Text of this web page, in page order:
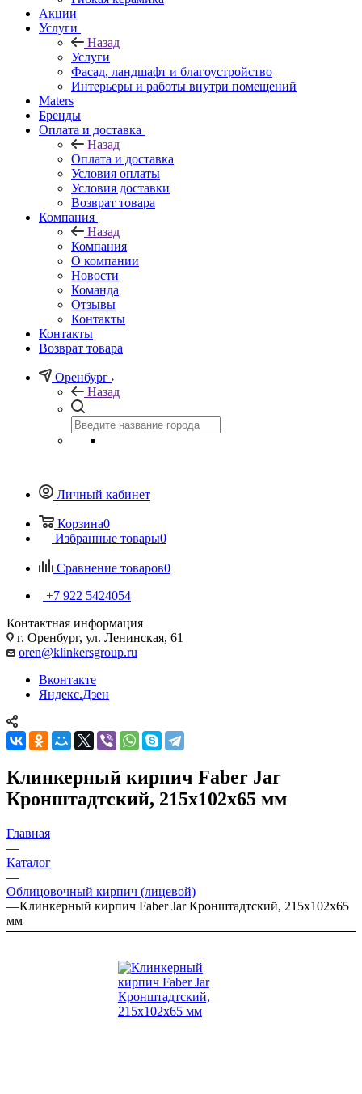
Акции
Услуги
Назад
Услуги
Фасад, ландшафт и благоустройство
Интерьеры и работы внутри помещений
Maters
Бренды
Оплата и доставка
Назад
Оплата и доставка
Условия оплаты
Условия доставки
Возврат товара
Компания
Назад
Компания
О компании
Новости
Команда
Отзывы
Контакты
Контакты
Возврат товара
Оренбург
Назад
Личный кабинет
Корзина0
Избранные товары0
Сравнение товаров0
+7 922 5424054
Контактная информация
г. Оренбург, ул. Ленинская, 61
oren@klinkersgroup.ru
Вконтакте
Яндекс.Дзен
Клинкерный кирпич Faber Jar
Кронштадтский, 215х102х65 мм
Главная
—
Каталог
—
Облицовочный кирпич (лицевой)
—Клинкерный кирпич Faber Jar Кронштадтский, 215х102х65
мм